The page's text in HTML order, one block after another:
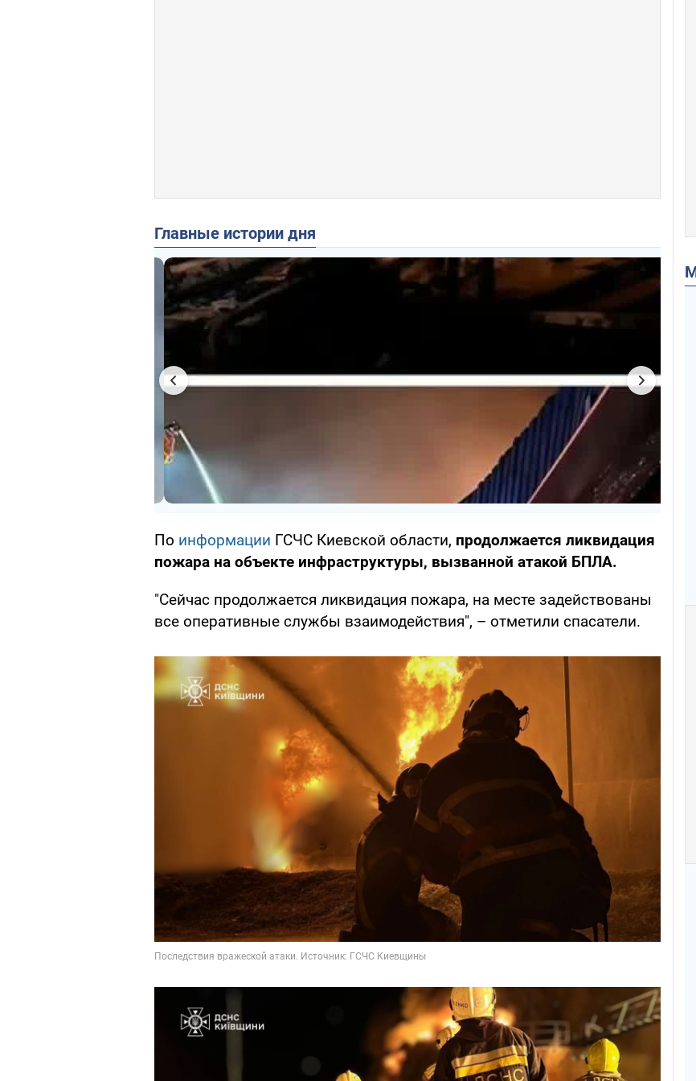
Главные истории дня
По информации ГСЧС Киевской области, продолжается ликвидация
пожара на объекте инфраструктуры, вызванной атакой БПЛА.
"Сейчас продолжается ликвидация пожара, на месте задействованы
все оперативные службы взаимодействия", – отметили спасатели.